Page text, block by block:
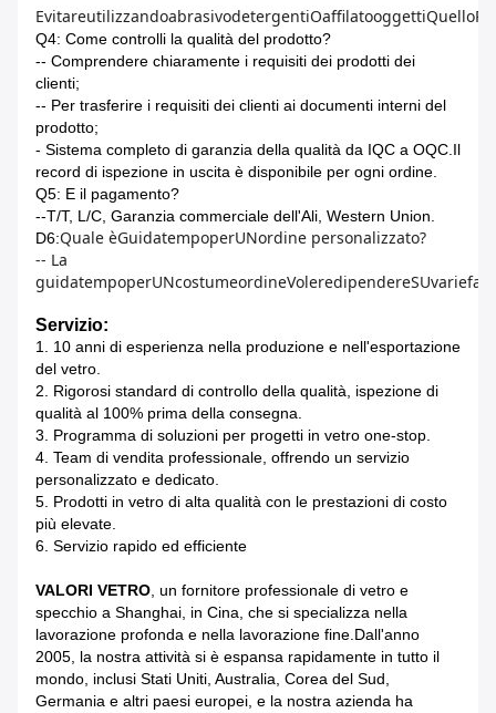
EvitareutilizzandoabrasivodetergentiOaffilatooggettiQuello
Q4: Come controlli la qualità del prodotto?
-- Comprendere chiaramente i requisiti dei prodotti dei
clienti;
-- Per trasferire i requisiti dei clienti ai documenti interni del
prodotto;
- Sistema completo di garanzia della qualità da IQC a OQC.Il
record di ispezione in uscita è disponibile per ogni ordine.
Q5: E il pagamento?
--T/T, L/C, Garanzia commerciale dell'Ali, Western Union.
D6:Quale èGuidatempoperUNordine personalizzato?
-- La
guidatempoperUNcostumeordineVoleredipendereSUvarie
Servizio:
1. 10 anni di esperienza nella produzione e nell'esportazione
del vetro.
2. Rigorosi standard di controllo della qualità, ispezione di
qualità al 100% prima della consegna.
3. Programma di soluzioni per progetti in vetro one-stop.
4. Team di vendita professionale, offrendo un servizio
personalizzato e dedicato.
5. Prodotti in vetro di alta qualità con le prestazioni di costo
più elevate.
6. Servizio rapido ed efficiente
VALORI VETRO , un fornitore professionale di vetro e
specchio a Shanghai, in Cina, che si specializza nella
lavorazione profonda e nella lavorazione fine.Dall'anno
2005, la nostra attività si è espansa rapidamente in tutto il
mondo, inclusi Stati Uniti, Australia, Corea del Sud,
Germania e altri paesi europei, e la nostra azienda ha